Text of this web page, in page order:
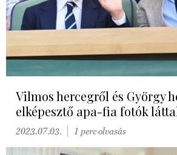
Vilmos hercegről és György
elképesztő apa-fia fotók
2023.07.03. 1 perc olvasás